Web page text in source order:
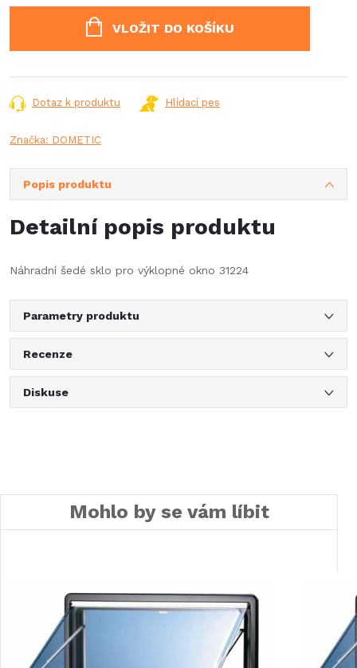
VLOŽIT DO KOŠÍKU
Dotaz k produktu Hlídací pes
Značka: DOMETIC
Popis produktu
Detailní popis produktu
Náhradní šedé sklo pro výklopné okno 31224
Parametry produktu
Recenze
Diskuse
Mohlo by se vám líbit